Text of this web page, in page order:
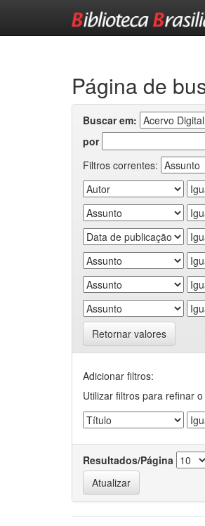
Página de
Buscar em:
por
Filtros correntes:
Retornar valores
Adicionar filtros:
Utilizar filtros para refinar
Resultados/Página